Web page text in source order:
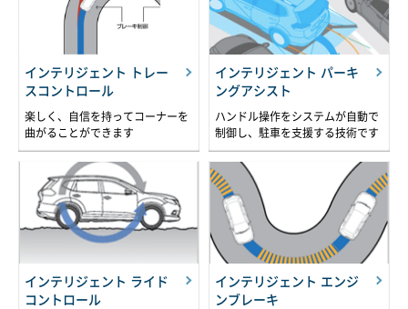
インテリジェント トレー
スコントロール
楽しく、自信を持ってコーナーを
曲がることができます
インテリジェント パーキ
ングアシスト
ハンドル操作をシステムが自動で
制御し、駐車を支援する技術です
インテリジェント ライド
コントロール
インテリジェント エンジ
ンブレーキ